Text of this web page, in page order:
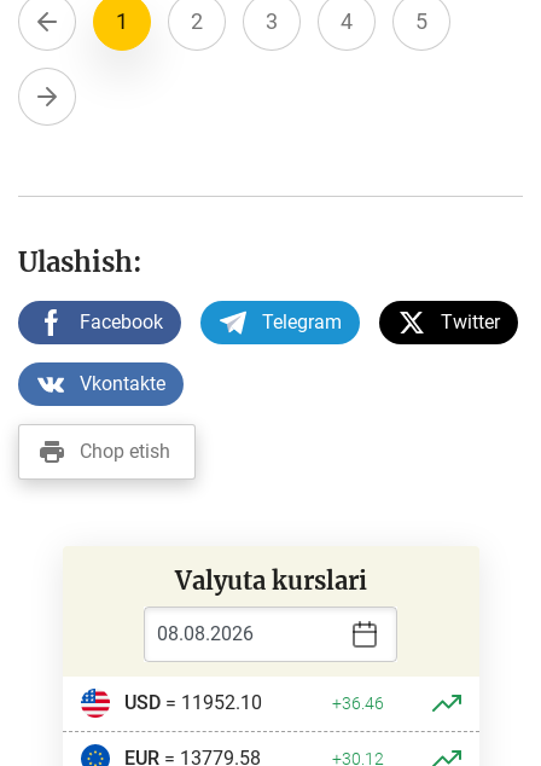
1 2 3 4 5
Ulashish:
Facebook Telegram Twitter
Vkontakte
Chop etish
Valyuta kurslari
USD= 11952.10 +36.46
EUR= 13779.58 +30.12